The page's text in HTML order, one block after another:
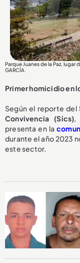
Parque Juanes de la Paz,
GARCÍA.
Primer homicidio en
Según el reporte del
Convivencia (Sics),
presenta en la
durante el año 2023
este sector.